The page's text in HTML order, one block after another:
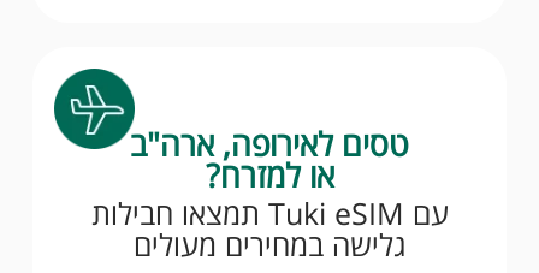
טסים לאירופה, ארה"ב
או למזרח?
עם Tuki eSIM תמצאו חבילות
גלישה במחירים מעולים